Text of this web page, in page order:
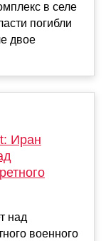
в селе
погибли
двое
Иран
над
военного